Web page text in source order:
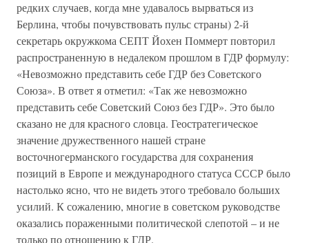
редких случаев, когда мне удавалось вырваться из
Берлина, чтобы почувствовать пульс страны) 2-й
секретарь окружкома СЕПТ Йохен Поммерт повторил
распространенную в недалеком прошлом в ГДР формулу:
«Невозможно представить себе ГДР без Советского
Союза». В ответ я отметил: «Так же невозможно
представить себе Советский Союз без ГДР». Это было
сказано не для красного словца. Геостратегическое
значение дружественного нашей стране
восточногерманского государства для сохранения
позиций в Европе и международного статуса СССР было
настолько ясно, что не видеть этого требовало больших
усилий. К сожалению, многие в советском руководстве
оказались пораженными политической слепотой – и не
только по отношению к ГДР.